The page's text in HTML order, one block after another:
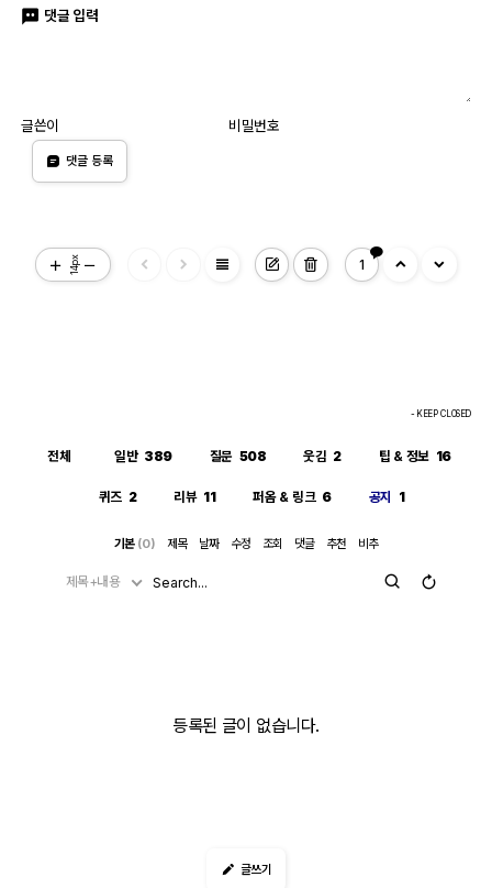
댓글 입력
글쓴이 비밀번호
댓글 등록
14px view_headline 1
- KEEP CLOSED
전체 일반 389 질문 508 웃김 2 팁 & 정보 16
퀴즈 2 리뷰 11 퍼옴 & 링크 6 공지 1
기본 (0) 제목 날짜 수정 조회 댓글 추천 비추
제목+내용
등록된 글이 없습니다.
글쓰기